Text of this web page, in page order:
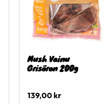
Mush Vainu
Grisöron 200g
139,00kr